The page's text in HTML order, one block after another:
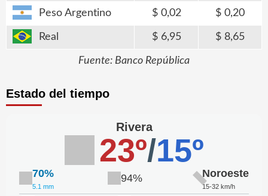
Peso Argentino 0,02 0,20
Real 6,95 8,65
Fuente: Banco República
Estado del tiempo
Rivera
23º/15º
70%
5.1 mm
94% Noroeste
15-32 km/h